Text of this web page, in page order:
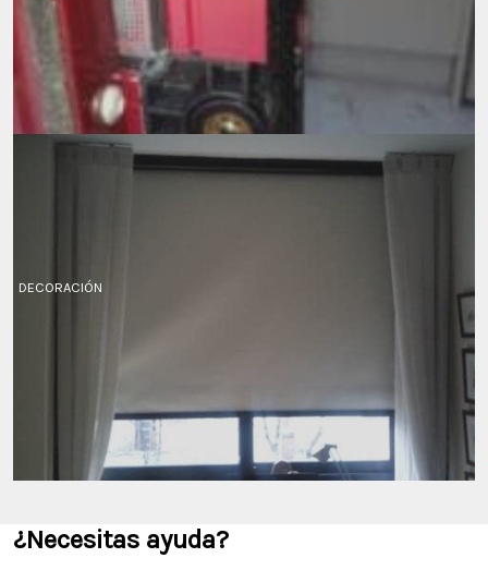
DECORACIÓN
¿Necesitas ayuda?